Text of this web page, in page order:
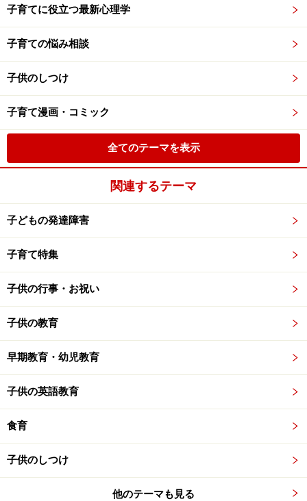
子育てに役立つ最新心理学
子育ての悩み相談
子供のしつけ
子育て漫画・コミック
全てのテーマを表示
関連するテーマ
子どもの発達障害
子育て特集
子供の行事・お祝い
子供の教育
早期教育・幼児教育
子供の英語教育
食育
子供のしつけ
他のテーマも見る